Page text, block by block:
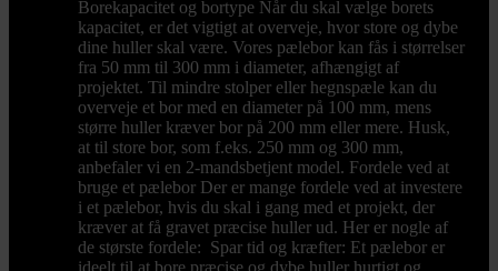
Borekapacitet og bortype Når du skal vælge borets
kapacitet, er det vigtigt at overveje, hvor store og dybe
dine huller skal være. Vores pælebor kan fås i størrelser
fra 50 mm til 300 mm i diameter, afhængigt af
projektet. Til mindre stolper eller hegnspæle kan du
overveje et bor med en diameter på 100 mm, mens
større huller kræver bor på 200 mm eller mere. Husk,
at til store bor, som f.eks. 250 mm og 300 mm,
anbefaler vi en 2-mandsbetjent model. Fordele ved at
bruge et pælebor Der er mange fordele ved at investere
i et pælebor, hvis du skal i gang med et projekt, der
kræver at få gravet præcise huller ud. Her er nogle af
de største fordele: Spar tid og kræfter: Et pælebor er